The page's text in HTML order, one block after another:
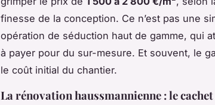
finesse de la conception. Ce n’est pas une
opération de séduction haut de gamme, qui
à payer pour du sur-mesure. Et souvent, le
le coût initial du chantier.
La rénovation haussmannienne : le